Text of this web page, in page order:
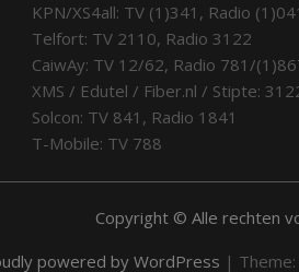
KPN/XS4all: TV (1)341, Radio
Telfort: TV 2110, Radio 3122
CaiwAy: TV 12/62, Radio 781/
XMS / Edutel / Fiber.nl / Stipte:
Solcon: TV 841, Radio 1841
T-Mobile: TV 788
Copyright © Alle rechten
powered by WordPress |